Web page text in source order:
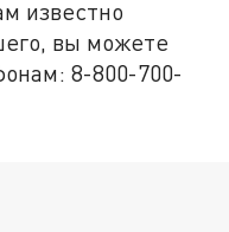
известно
вы можете
8-800-700-